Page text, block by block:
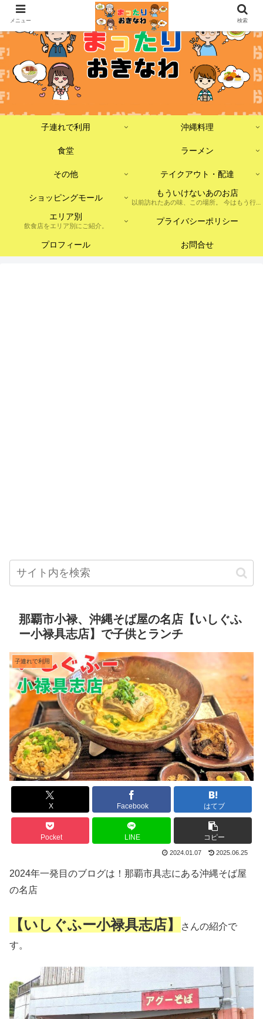
子連れで利用 沖縄料理
食堂 ラーメン
その他 テイクアウト・配達
ショッピングモール もういけないあのお店
以前訪れたあの味、この場所。 今はもう行けないけれど、記憶に残しておきたいお店たちをまとめました。 ※現在は閉店・移転・店舗形態の変更などがあった場合を含みます。
エリア別
飲食店をエリア別にご紹介。 プライバシーポリシー
プロフィール お問合せ
那覇市小禄、沖縄そば屋の名店【いしぐふ
ー小禄具志店】で子供とランチ
子連れで利用
X Facebook はてブ
Pocket LINE コピー
2024.01.07 2025.06.25
2024年一発目のブログは！那覇市具志にある沖縄そば屋
の名店
【いしぐふー小禄具志店】
さんの紹介で
す。
メニュー 検索